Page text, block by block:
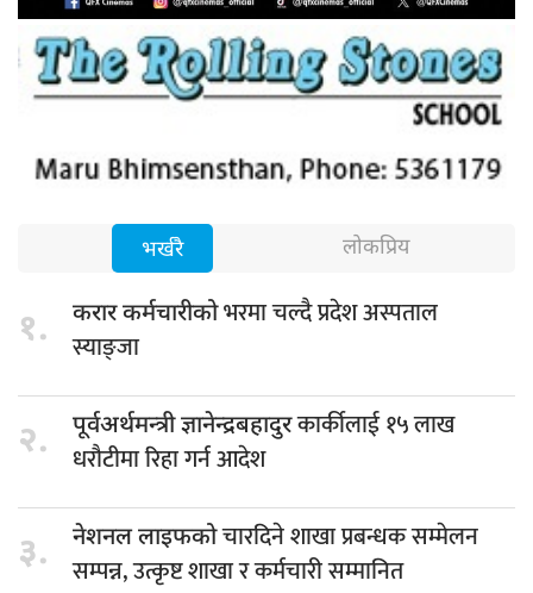
भर्खरै लोकप्रिय
१. करार कर्मचारीकोभरमा चल्दै प्रदेश अस्पताल
स्याङ्जा
२. पूर्वअर्थमन्त्री ज्ञानेन्द्रबहादुरकार्कीलाई १५ लाख
धरौटीमा रिहा गर्न आदेश
३. नेशनल लाइफकोचारदिने शाखा प्रबन्धक सम्मेलन
सम्पन्न, उत्कृष्ट शाखा र कर्मचारी सम्मानित